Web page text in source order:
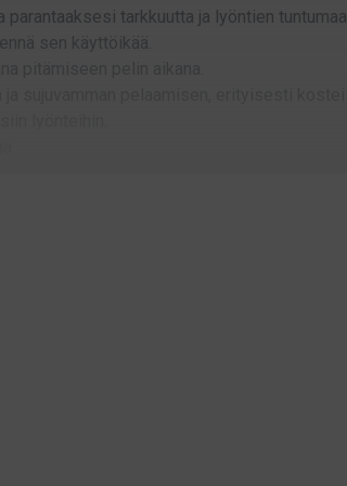
tarkkuutta ja lyöntien tuntumaa.
sen käyttöikää.